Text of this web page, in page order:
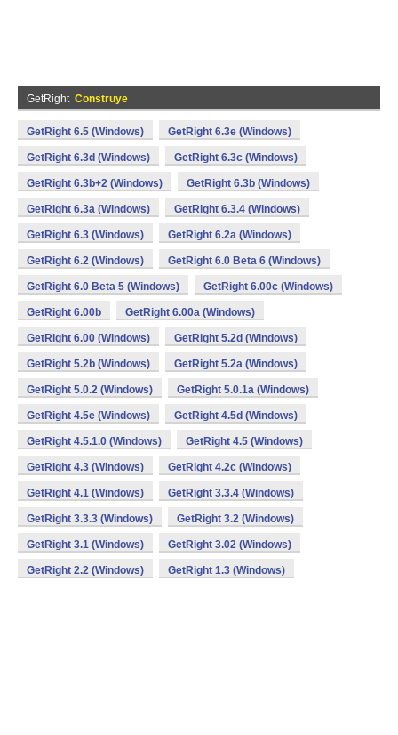
GetRight Construye
GetRight 6.5 (Windows) GetRight 6.3e (Windows)
GetRight 6.3d (Windows) GetRight 6.3c (Windows)
GetRight 6.3b+2 (Windows) GetRight 6.3b (Windows)
GetRight 6.3a (Windows) GetRight 6.3.4 (Windows)
GetRight 6.3 (Windows) GetRight 6.2a (Windows)
GetRight 6.2 (Windows) GetRight 6.0 Beta 6 (Windows)
GetRight 6.0 Beta 5 (Windows) GetRight 6.00c (Windows)
GetRight 6.00b GetRight 6.00a (Windows)
GetRight 6.00 (Windows) GetRight 5.2d (Windows)
GetRight 5.2b (Windows) GetRight 5.2a (Windows)
GetRight 5.0.2 (Windows) GetRight 5.0.1a (Windows)
GetRight 4.5e (Windows) GetRight 4.5d (Windows)
GetRight 4.5.1.0 (Windows) GetRight 4.5 (Windows)
GetRight 4.3 (Windows) GetRight 4.2c (Windows)
GetRight 4.1 (Windows) GetRight 3.3.4 (Windows)
GetRight 3.3.3 (Windows) GetRight 3.2 (Windows)
GetRight 3.1 (Windows) GetRight 3.02 (Windows)
GetRight 2.2 (Windows) GetRight 1.3 (Windows)